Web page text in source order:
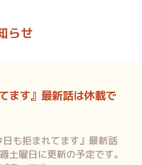
らせ
ます』最新話は休載で
も拒まれてます』最新話
土曜日に更新の予定です。